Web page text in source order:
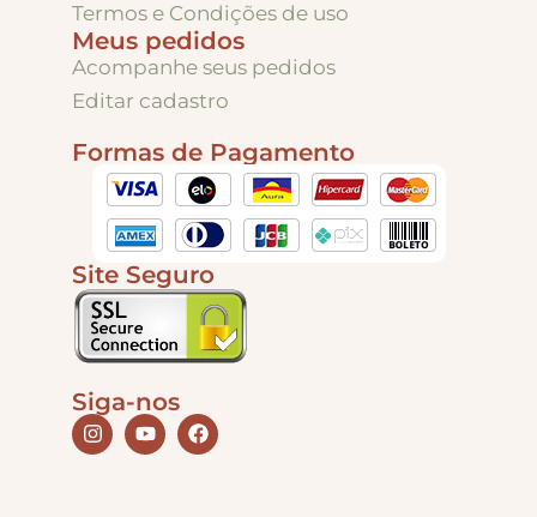
Dobradiças – Ganchos – Diversos
Ferramentas
Termos e Condições de uso
Meus pedidos
Acompanhe seus pedidos
Editar cadastro
Formas de Pagamento
Site Seguro
Siga-nos